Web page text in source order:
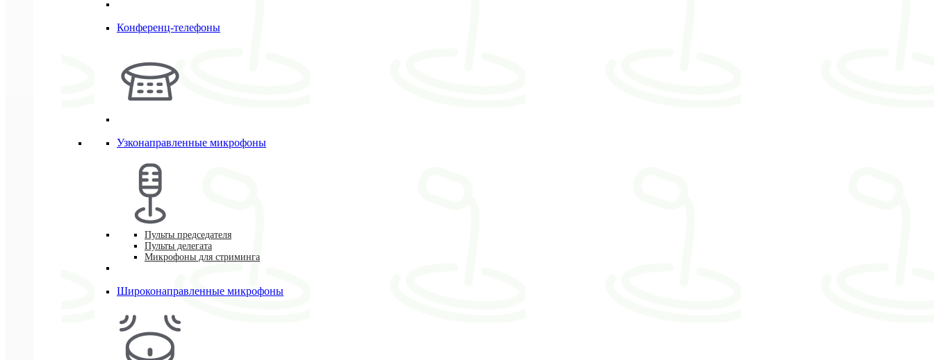
Конференц-телефоны
Узконаправленные микрофоны
Пульты председателя
Пульты делегата
Микрофоны для стриминга
Широконаправленные микрофоны